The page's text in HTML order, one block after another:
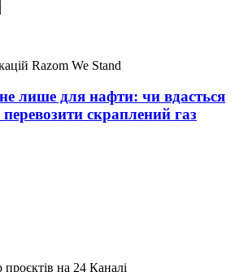
Razom We Stand
лише для нафти: чи вдасться
перевозити скраплений газ
проєктів на 24 Каналі